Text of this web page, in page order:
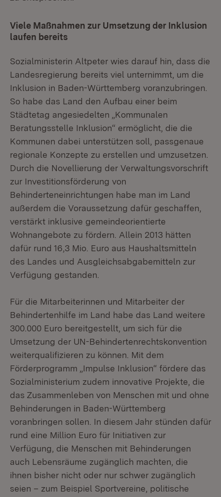
Viele Maßnahmen zur Umsetzung der Inklusion
laufen bereits
Sozialministerin Altpeter wies darauf hin, dass die
Landesregierung bereits viel unternimmt, um die
Inklusion in Baden-Württemberg voranzubringen.
So habe das Land den Aufbau einer beim
Städtetag angesiedelten „Kommunalen
Beratungsstelle Inklusion“ ermöglicht, die die
Kommunen dabei unterstützen soll, passgenaue
regionale Konzepte zu erstellen und umzusetzen.
Durch die Novellierung der Verwaltungsvorschrift
zur Investitionsförderung von
Behinderteneinrichtungen habe man im Land
außerdem die Voraussetzung dafür geschaffen,
verstärkt inklusive gemeindeorientierte
Wohnangebote zu fördern. Allein 2013 hätten
dafür rund 16,3 Mio. Euro aus Haushaltsmitteln
des Landes und Ausgleichsabgabemitteln zur
Verfügung gestanden.
Für die Mitarbeiterinnen und Mitarbeiter der
Behindertenhilfe im Land habe das Land weitere
300.000 Euro bereitgestellt, um sich für die
Umsetzung der UN-Behindertenrechtskonvention
weiterqualifizieren zu können. Mit dem
Förderprogramm „Impulse Inklusion“ fördere das
Sozialministerium zudem innovative Projekte, die
das Zusammenleben von Menschen mit und ohne
Behinderungen in Baden-Württemberg
voranbringen sollen. In diesem Jahr stünden dafür
rund eine Million Euro für Initiativen zur
Verfügung, die Menschen mit Behinderungen
auch Lebensräume zugänglich machten, die
ihnen bisher nicht oder nur schwer zugänglich
seien – zum Beispiel Sportvereine, politische